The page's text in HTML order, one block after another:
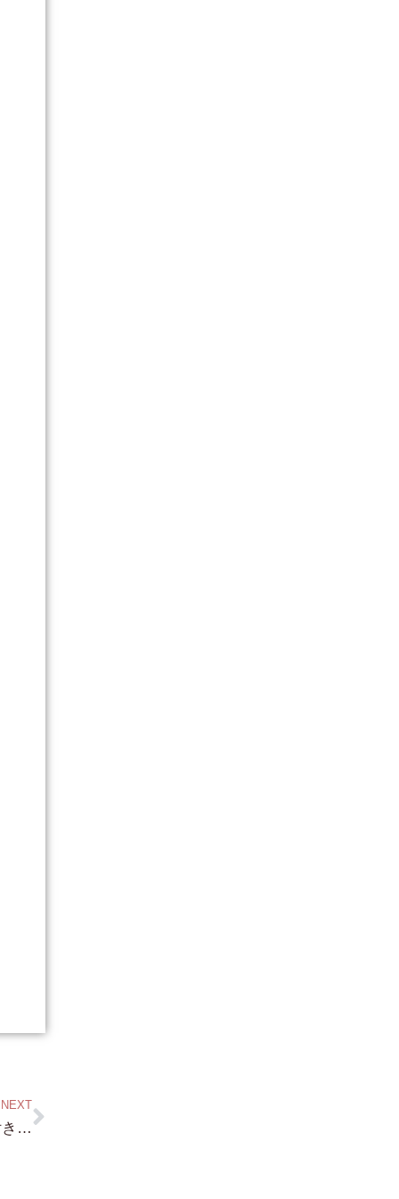
NEXT
ご来店ありがとうございます！・琵琶湖浜付き物件・N 様 見つけましょう！（笑）皆様より 一番多い リクエスト・・それは ズバリ！・自宅から ボートが出せる 琵琶湖浜付き！